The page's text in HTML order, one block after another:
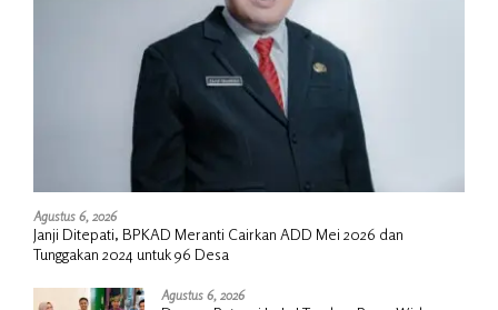
Agustus 6, 2026
Janji Ditepati, BPKAD Meranti Cairkan ADD Mei 2026 dan
Tunggakan 2024 untuk 96 Desa
Agustus 6, 2026